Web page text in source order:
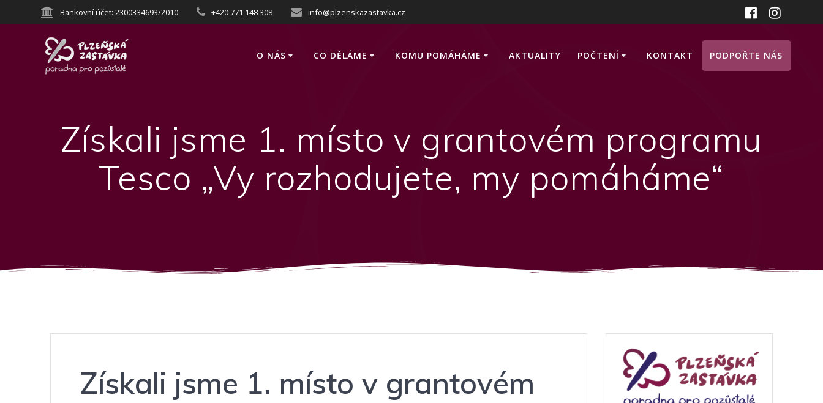
Přeskočit
na
Bankovní účet: 2300334693/2010 +420 771 148 308 info@plzenskazastavka.cz
O NÁS CO DĚLÁME KOMU POMÁHÁME AKTUALITY POČTENÍ KONTAKT PODPOŘTE NÁS
Získali jsme 1. místo v grantovém programu
Tesco „Vy rozhodujete, my pomáháme“
Získali jsme 1. místo v grantovém